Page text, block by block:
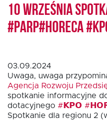
Pożyczka
Oferta dla NGO/
Fundusz FKIS
10 września
#PARP#HoReCa
03.09.2024
Uwaga, uwaga
Agencja Rozwoju
spotkanie informacyjne
dotacyjnego #𝗞𝗣𝗢
Spotkanie dla regionu 2